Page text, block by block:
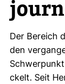
Der Bereich
den
ckelt. Seit